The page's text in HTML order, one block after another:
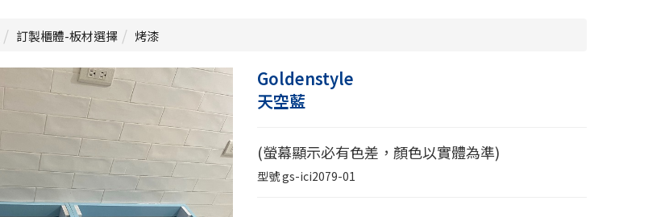
訂製櫃體-板材選擇 烤漆
Goldenstyle
天空藍
(螢幕顯示必有色差，顏色以實體為準)
型號gs-ici2079-01